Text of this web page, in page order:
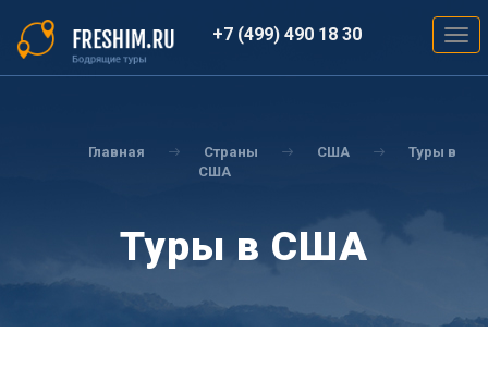
основному
содержанию
+7 (499) 490 18 30
Главная Страны США
Туры в
США
Туры в США